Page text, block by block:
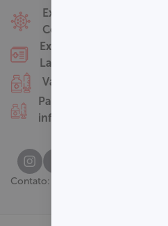
Exames
Covid-19
Exames
Laboratoriais
Vacinas
Pacotes
infantis
Contato: